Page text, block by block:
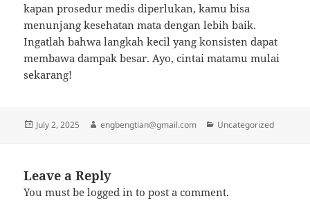
kapan prosedur medis diperlukan, kamu bisa
menunjang kesehatan mata dengan lebih baik.
Ingatlah bahwa langkah kecil yang konsisten dapat
membawa dampak besar. Ayo, cintai matamu mulai
sekarang!
Posted
July 2, 2025 Author
engbengtian@gmail.com Categories
Uncategorized
Leave a Reply
You must belogged in to post a comment.